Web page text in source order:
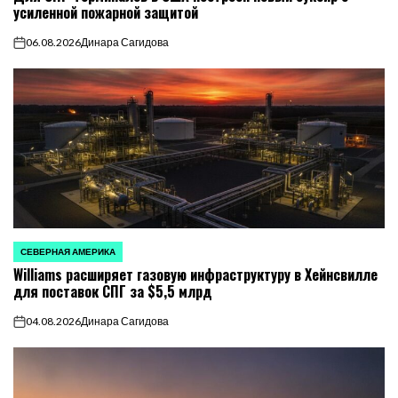
усиленной пожарной защитой
on06.08.2026Динара Сагидова
ОПУБЛИКОВАНО
В
СЕВЕРНАЯ АМЕРИКА
Williams расширяет газовую инфраструктуру в Хейнсвилле
для поставок СПГ за $5,5 млрд
on04.08.2026Динара Сагидова